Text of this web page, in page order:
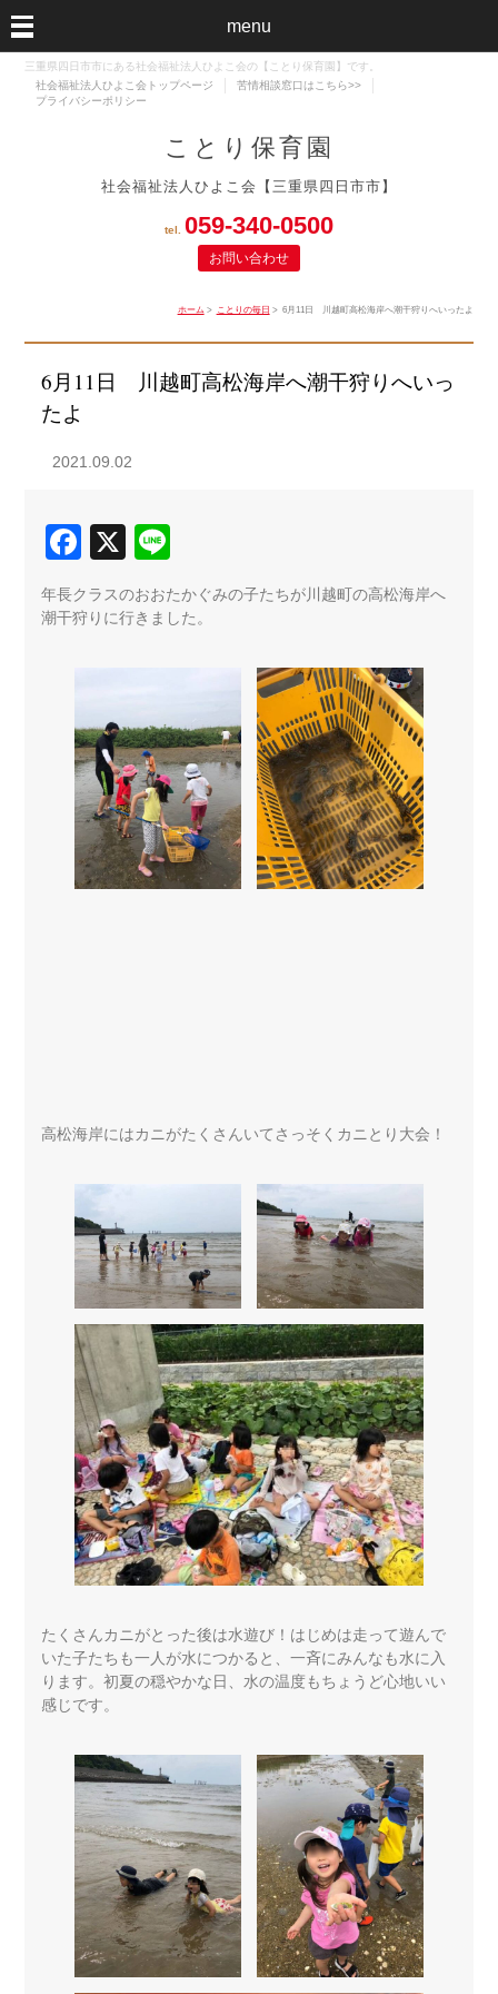
menu
三重県四日市市にある社会福祉法人ひよこ会の【ことり保育園】です。
社会福祉法人ひよこ会トップページ
苦情相談窓口はこちら>>
プライバシーポリシー
ことり保育園
社会福祉法人ひよこ会【三重県四日市市】
tel. 059‐340-0500
お問い合わせ
ホーム> ことりの毎日 > 6月11日 川越町高松海岸へ潮干狩りへいったよ
6月11日 川越町高松海岸へ潮干狩りへいっ
たよ
2021.09.02
Facebook
X
年長クラスのおおたかぐみの子たちが川越町の高松海岸へ
潮干狩りに行きました。
高松海岸にはカニがたくさんいてさっそくカニとり大会！
たくさんカニがとった後は水遊び！はじめは走って遊んで
いた子たちも一人が水につかると、一斉にみんなも水に入
ります。初夏の穏やかな日、水の温度もちょうど心地いい
感じです。